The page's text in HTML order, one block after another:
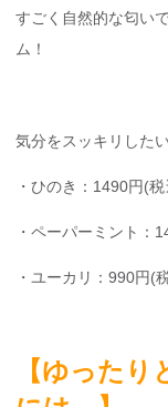
すごく自然的な匂い
ム！
気分をスッキリした
・ひのき：1490円(
・ペーパーミント：
・ユーカリ：990円(
【ゆった